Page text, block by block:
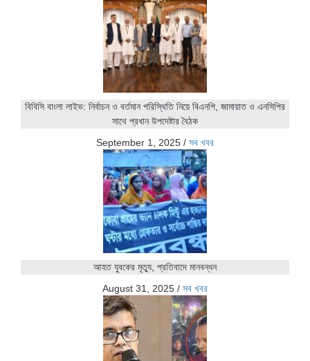
বিবিসি বাংলা লাইভ: নির্বাচন ও বর্তমান পরিস্থিতি নিয়ে বিএনপি, জামায়াত ও এনসিপির
সাথে প্রধান উপদেষ্টার বৈঠক
September 1, 2025 / সব খবর
আহত যুবকের মৃত্যু, প্রতিবাদে মানবন্ধন
August 31, 2025 / সব খবর